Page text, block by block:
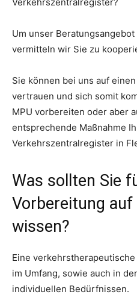
Um unser
vermitteln wir Sie zu
Sie können bei uns auf
vertrauen und sich somit
MPU vorbereiten oder aber
entsprechende Maßnahme
Verkehrszentralregister in
Was sollten Sie
Vorbereitung auf
wissen?
Eine
im Umfang, sowie auch in
individuellen Bedürfnissen.